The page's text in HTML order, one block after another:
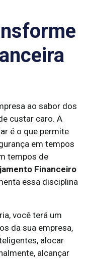
ao sabor dos
custar caro. A
é o que permite
em tempos
tempos de
Financeiro
essa disciplina
você terá um
da sua empresa,
alocar
alcançar